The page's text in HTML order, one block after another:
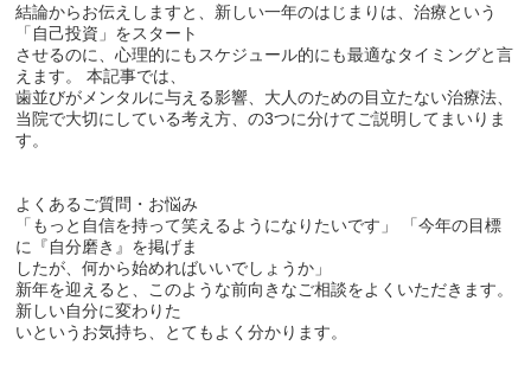
結論からお伝えしますと、新しい一年のはじまりは、治療という
「自己投資」をスタート
させるのに、心理的にもスケジュール的にも最適なタイミングと言
えます。 本記事では、
歯並びがメンタルに与える影響、大人のための目立たない治療法、
当院で大切にしている考え方、の3つに分けてご説明してまいりま
す。
よくあるご質問・お悩み
「もっと自信を持って笑えるようになりたいです」 「今年の目標
に『自分磨き』を掲げま
したが、何から始めればいいでしょうか」
新年を迎えると、このような前向きなご相談をよくいただきます。
新しい自分に変わりた
いというお気持ち、とてもよく分かります。